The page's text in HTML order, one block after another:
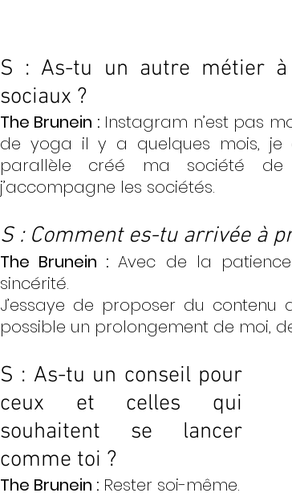
S : As-tu un autre métier
sociaux ?
The Brunein : Instagram n’est pas
de yoga il y a quelques mois, je
parallèle créé ma société
j’accompagne les sociétés.
S : Comment es-tu arrivée à
The Brunein : Avec de la
sincérité.
J’essaye de proposer du
possible un prolongement de moi,
S : As-tu un conseil pour
ceux et celles qui
souhaitent se lancer
comme toi ?
The Brunein :